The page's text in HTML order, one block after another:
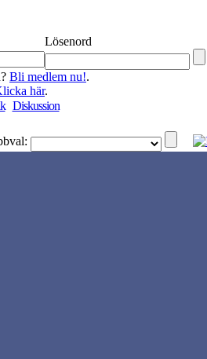
Lösenord
Bli medlem nu!.
här.
Diskussion